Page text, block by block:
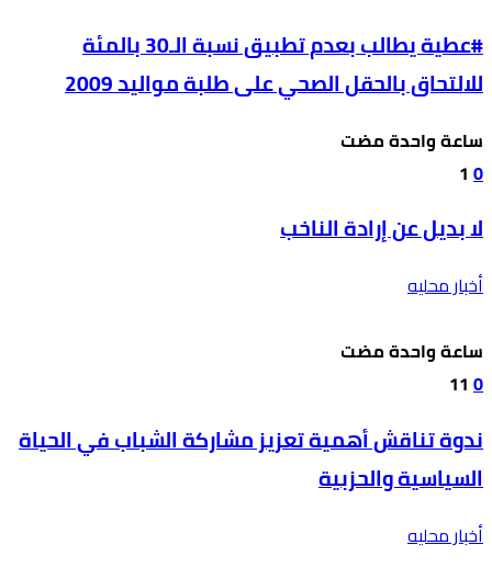
#عطية يطالب بعدم تطبيق نسبة الـ30 بالمئة
للالتحاق بالحقل الصحي على طلبة مواليد 2009
‫‫‫‏‫ساعة واحدة مضت‬
0
1
لا بديل عن إرادة الناخب
أخبار محليه
‫‫‫‏‫ساعة واحدة مضت‬
0
11
ندوة تناقش أهمية تعزيز مشاركة الشباب في الحياة
السياسية والحزبية
أخبار محليه